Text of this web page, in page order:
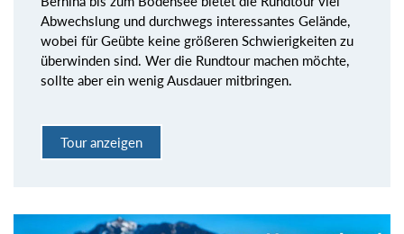
Abwechslung und durchwegs interessantes Gelände,
wobei für Geübte keine größeren Schwierigkeiten zu
überwinden sind. Wer die Rundtour machen möchte,
sollte aber ein wenig Ausdauer mitbringen.
Tour anzeigen